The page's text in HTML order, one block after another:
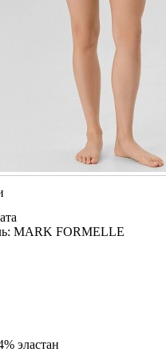
MARK FORMELLE
эластан